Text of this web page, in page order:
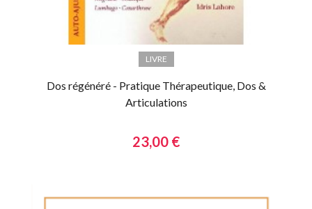
LIVRE
Dos régénéré - Pratique Thérapeutique, Dos &
Articulations
23,00 €